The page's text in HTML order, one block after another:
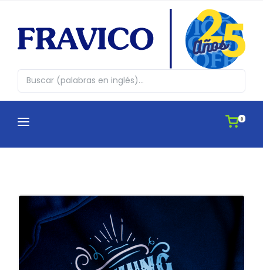
0
CATEGORÍAS
Abrazos en cajita
Agendas
Antiestres, Peluches y Novedades
Automovil y Hogar
CATÁLOGOS
APLICACIONES
IDEAS